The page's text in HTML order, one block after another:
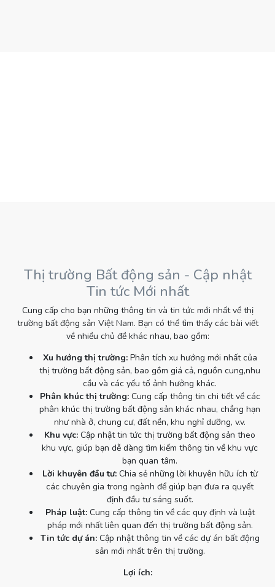
Thị trường Bất động sản - Cập nhật
Tin tức Mới nhất
Cung cấp cho bạn những thông tin và tin tức mới nhất về thị
trường bất động sản Việt Nam. Bạn có thể tìm thấy các bài viết
về nhiều chủ đề khác nhau, bao gồm:
Xu hướng thị trường:Phân tích xu hướng mới nhất của
thị trường bất động sản, bao gồm giá cả, nguồn cung,nhu
cầu và các yếu tố ảnh hưởng khác.
Phân khúc thị trường:Cung cấp thông tin chi tiết về các
phân khúc thị trường bất động sản khác nhau, chẳng hạn
như nhà ở, chung cư, đất nền, khu nghỉ dưỡng, v.v.
Khu vực: Cập nhật tin tức thị trường bất động sản theo
khu vực, giúp bạn dễ dàng tìm kiếm thông tin về khu vực
bạn quan tâm.
Lời khuyên đầu tư:Chia sẻ những lời khuyên hữu ích từ
các chuyên gia trong ngành để giúp bạn đưa ra quyết
định đầu tư sáng suốt.
Pháp luật:Cung cấp thông tin về các quy định và luật
pháp mới nhất liên quan đến thị trường bất động sản.
Tin tức dự án:Cập nhật thông tin về các dự án bất động
sản mới nhất trên thị trường.
Lợi ích: